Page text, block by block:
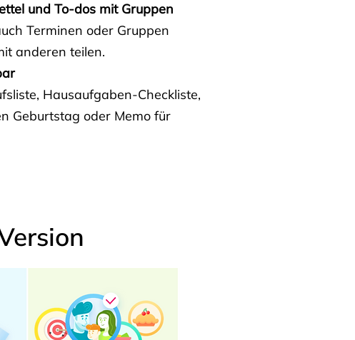
und To-dos mit Gruppen
Terminen oder Gruppen
anderen teilen.
Hausaufgaben-Checkliste,
Geburtstag oder Memo für